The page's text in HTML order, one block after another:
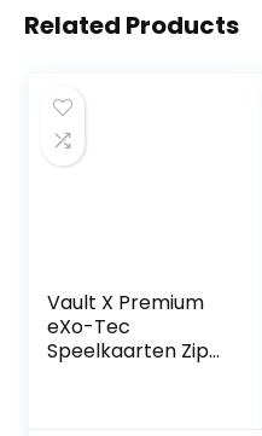
Related Products
Vault X Premium
eXo-Tec
Speelkaarten Zip